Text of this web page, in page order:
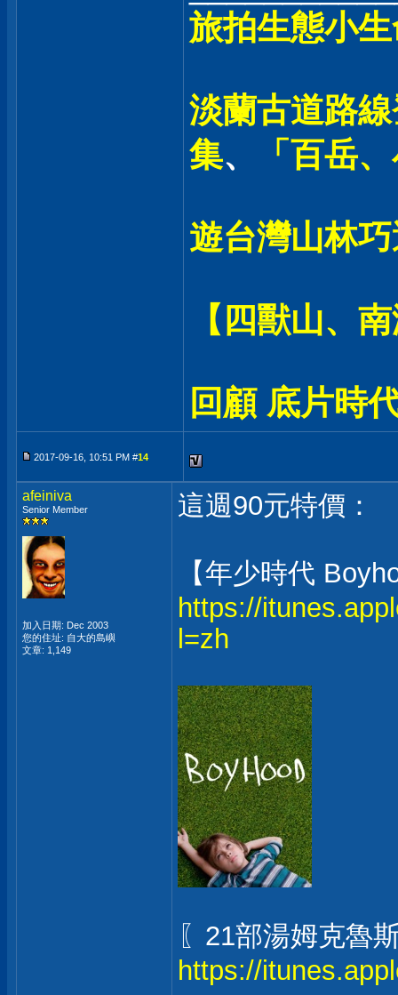
旅拍生態小
淡蘭古道路
集、 「百岳
遊台灣山林
【四獸山、
回顧 底片時
2017-09-16, 10:51 PM #14
afeiniva
Senior Member
加入日期: Dec 2003
您的住址: 自大的島嶼
文章: 1,149
這週90元特價：
【年少時代
https://
l=zh
〖21部湯姆克魯
https://